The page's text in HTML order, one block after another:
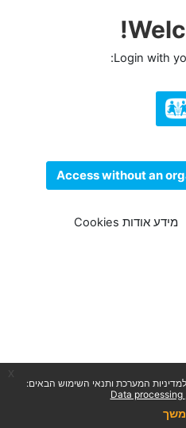
המערכת ותנאי השימוש הבאים:
Data processing
Login with
Access without an
מידע אודות Cookies